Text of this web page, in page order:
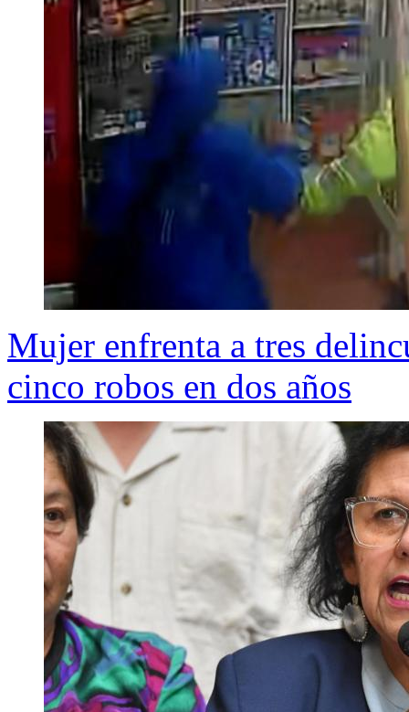
Mujer enfrenta a tres
cinco robos en dos años